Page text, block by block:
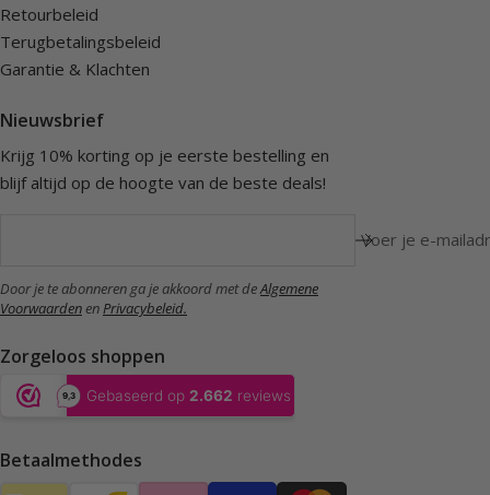
Retourbeleid
Terugbetalingsbeleid
Garantie & Klachten
Nieuwsbrief
Krijg 10% korting op je eerste bestelling en
blijf altijd op de hoogte van de beste deals!
Voer je e-
Door je te abonneren ga je akkoord met deAlgemene
VoorwaardenenPrivacybeleid.
Zorgeloos shoppen
Betaalmethodes